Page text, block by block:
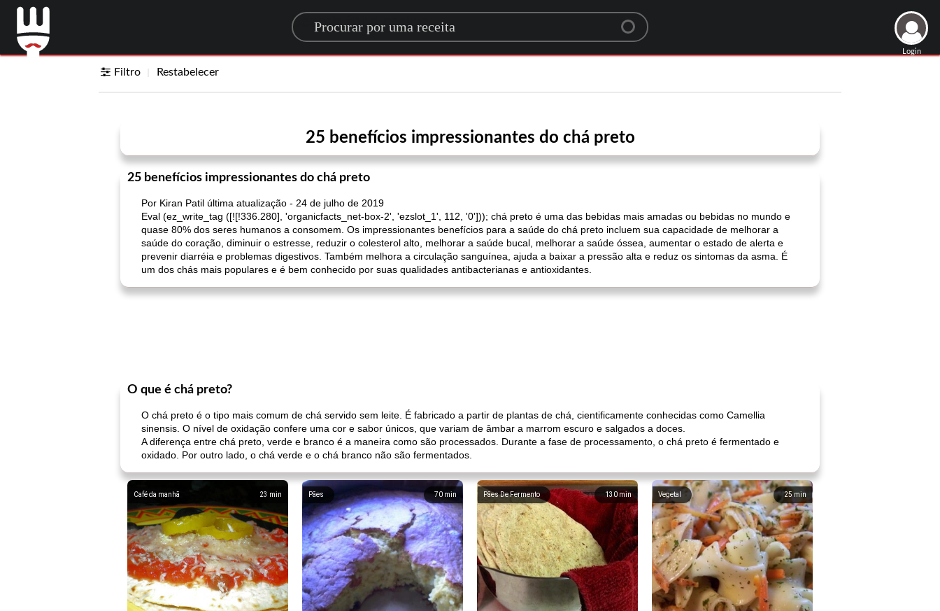
Search for a recipe
Login
Filtro Restabelecer
25 benefícios impressionantes do chá preto
25 benefícios impressionantes do chá preto
Por Kiran Patil última atualização - 24 de julho de 2019
Eval (ez_write_tag ([![!336.280], 'organicfacts_net-box-2', 'ezslot_1', 112, '0'])); chá preto é uma das bebidas mais amadas ou bebidas no mundo e
quase 80% dos seres humanos a consomem. Os impressionantes benefícios para a saúde do chá preto incluem sua capacidade de melhorar a
saúde do coração, diminuir o estresse, reduzir o colesterol alto, melhorar a saúde bucal, melhorar a saúde óssea, aumentar o estado de alerta e
prevenir diarréia e problemas digestivos. Também melhora a circulação sanguínea, ajuda a baixar a pressão alta e reduz os sintomas da asma. É
um dos chás mais populares e é bem conhecido por suas qualidades antibacterianas e antioxidantes.
O que é chá preto?
O chá preto é o tipo mais comum de chá servido sem leite. É fabricado a partir de plantas de chá, cientificamente conhecidas como Camellia
sinensis. O nível de oxidação confere uma cor e sabor únicos, que variam de âmbar a marrom escuro e salgados a doces.
A diferença entre chá preto, verde e branco é a maneira como são processados. Durante a fase de processamento, o chá preto é fermentado e
oxidado. Por outro lado, o chá verde e o chá branco não são fermentados.
23 min
Café da manhã 70 min
Pães 130 min
Pães De Fermento 25 min
Vegetal